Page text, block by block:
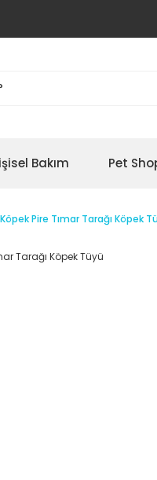
Bakım Pet
Pire Tımar Tarağı Köpek